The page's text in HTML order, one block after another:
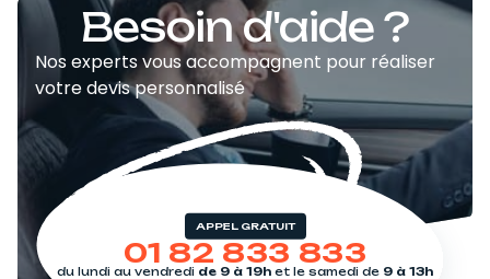
Besoin d'aide ?
Nos experts vous accompagnent pour réaliser
votre devis personnalisé
APPEL GRATUIT
01 82 833 833
du lundi au vendredi de 9 à 19h et le samedi de 9 à 13h